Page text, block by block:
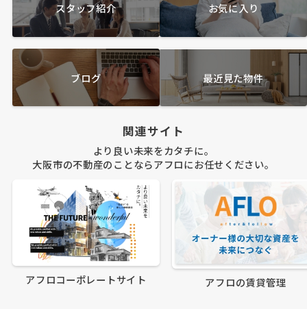
スタッフ紹介 お気に入り
ブログ 最近見た物件
関連サイト
より良い未来をカタチに。
大阪市の不動産のことならアフロにお任せください。
アフロコーポレートサイト アフロの賃貸管理